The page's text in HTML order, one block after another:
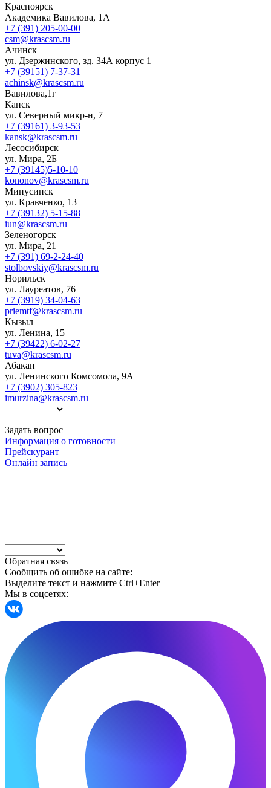
Красноярск
Академика Вавилова, 1А
+7 (391) 205-00-00
csm@krascsm.ru
Ачинск
ул. Дзержинского, зд. 34А корпус 1
+7 (39151) 7-37-31
achinsk@krascsm.ru
Вавилова,1г
Канск
ул. Северный микр-н, 7
+7 (39161) 3-93-53
kansk@krascsm.ru
Лесосибирск
ул. Мира, 2Б
+7 (39145)5-10-10
kononov@krascsm.ru
Минусинск
ул. Кравченко, 13
+7 (39132) 5-15-88
iun@krascsm.ru
Зеленогорск
ул. Мира, 21
+7 (391) 69-2-24-40
stolbovskiy@krascsm.ru
Норильск
ул. Лауреатов, 76
+7 (3919) 34-04-63
priemtf@krascsm.ru
Кызыл
ул. Ленина, 15
+7 (39422) 6-02-27
tuva@krascsm.ru
Абакан
ул. Ленинского Комсомола, 9А
+7 (3902) 305-823
imurzina@krascsm.ru
Задать вопрос
Информация о готовности
Прейскурант
Онлайн запись
Обратная связь
Сообщить об ошибке на сайте:
Выделите текст и нажмите Ctrl+Enter
Мы в соцсетях: